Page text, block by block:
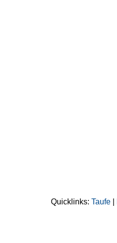
Quicklinks: Taufe